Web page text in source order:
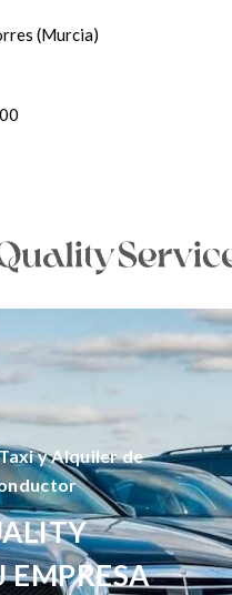
(Murcia)
y Alquiler de
EMPRESA